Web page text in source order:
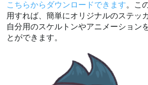
こちらからダウンロードできます。こ
用すれば、簡単にオリジナルのステッ
自分用のスケルトンやアニメーション
とができます。